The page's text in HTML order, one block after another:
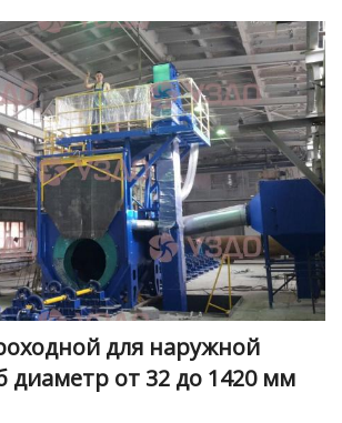
для наружной
диаметр от 32 до 1420 мм